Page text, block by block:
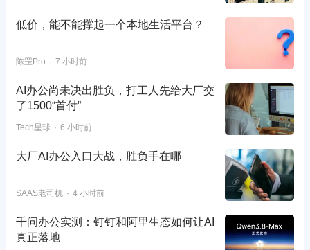
低价，能不能撑起一个本地生活平台？
陈罡Pro 7 小时前
AI办公尚未决出胜负，打工人先给大厂交
了1500“首付”
Tech星球 6 小时前
大厂AI办公入口大战，胜负手在哪
SAAS老司机 4 小时前
千问办公实测：钉钉和阿里生态如何让AI
真正落地